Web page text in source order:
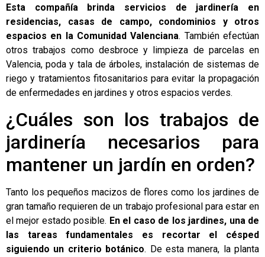
Esta compañía brinda servicios de jardinería en
residencias, casas de campo, condominios y otros
espacios en la Comunidad Valenciana. También efectúan
otros trabajos como desbroce y limpieza de parcelas en
Valencia, poda y tala de árboles, instalación de sistemas de
riego y tratamientos fitosanitarios para evitar la propagación
de enfermedades en jardines y otros espacios verdes.
¿Cuáles son los trabajos de
jardinería necesarios para
mantener un jardín en orden?
Tanto los pequeños macizos de flores como los jardines de
gran tamaño requieren de un trabajo profesional para estar en
el mejor estado posible. En el caso de los jardines, una de
las tareas fundamentales es recortar el césped
siguiendo un criterio botánico. De esta manera, la planta